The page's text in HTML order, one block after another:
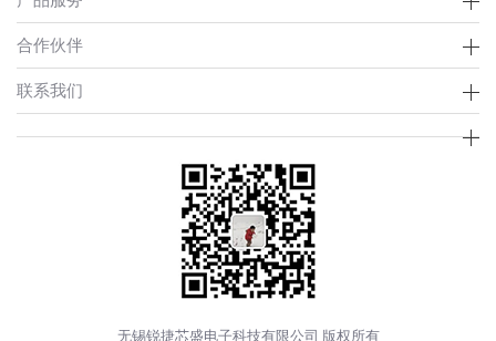
合作伙伴
联系我们
无锡锐捷芯盛电子科技有限公司 版权所有